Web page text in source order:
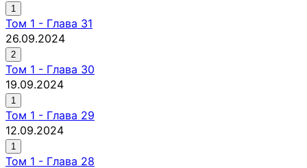
1
Том 1 - Глава 31
26.09.2024
2
Том 1 - Глава 30
19.09.2024
1
Том 1 - Глава 29
12.09.2024
1
Том 1 - Глава 28